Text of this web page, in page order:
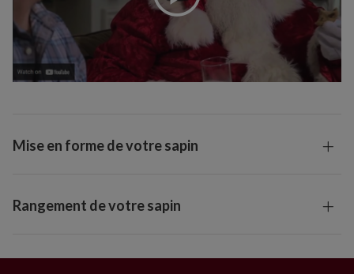
Mise en forme de votre sapin
Rangement de votre sapin